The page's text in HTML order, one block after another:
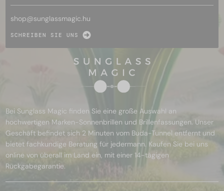
shop@sunglassmagic.hu
SCHREIBEN SIE UNS
Bei Sunglass Magic finden Sie eine große Auswahl an
hochwertigen Marken-Sonnenbrillen und Brillenfassungen. Unser
Geschäft befindet sich 2 Minuten vom Buda-Tunnel entfernt und
bietet fachkundige Beratung für jedermann. Kaufen Sie bei uns
online von überall im Land ein, mit einer 14-tägigen
Rückgabegarantie.